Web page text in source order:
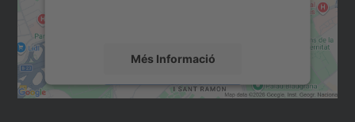
Més Informació
Accepta